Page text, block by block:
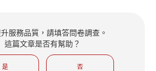
服務品質，請填答問卷調查。
這篇文章是否有幫助？
是 否